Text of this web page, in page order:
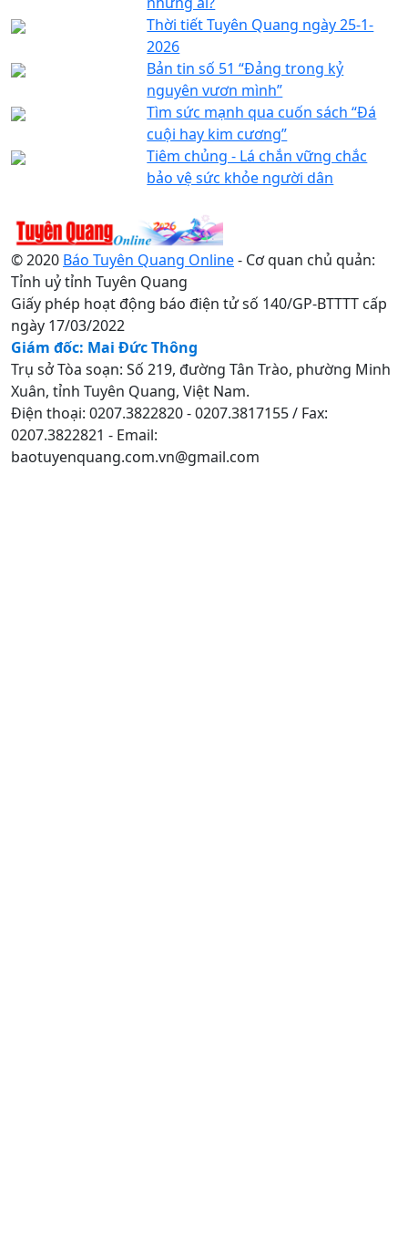
Thời tiết Tuyên Quang ngày 25-1-
2026
Bản tin số 51 “Đảng trong kỷ
nguyên vươn mình”
Tìm sức mạnh qua cuốn sách “Đá
cuội hay kim cương”
Tiêm chủng - Lá chắn vững chắc
bảo vệ sức khỏe người dân
© 2020 Báo Tuyên Quang Online- Cơ quan chủ quản:
Tỉnh uỷ tỉnh Tuyên Quang
Giấy phép hoạt động báo điện tử số 140/GP-BTTTT cấp
ngày 17/03/2022
Giám đốc: Mai Đức Thông
Trụ sở Tòa soạn: Số 219, đường Tân Trào, phường Minh
Xuân, tỉnh Tuyên Quang, Việt Nam.
Điện thoại: 0207.3822820 - 0207.3817155 / Fax:
0207.3822821 - Email:
baotuyenquang.com.vn@gmail.com